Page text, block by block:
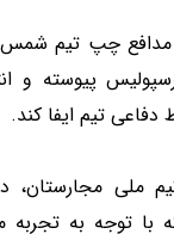
مدافع چپ تیم شمس
پیوسته و
تیم ایفا کند.
ملی مجارستان،
توجه به تجربه